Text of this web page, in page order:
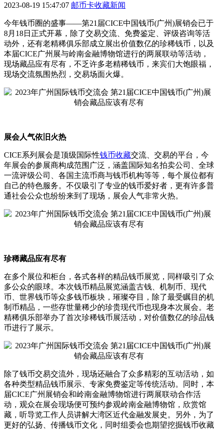
2023-08-19 15:47:07 邮币卡收藏新闻
今年钱币圈的盛事——第21届CICE中国钱币(广州)展销会已于
8月18日正式开幕，除了交易交流、免费鉴定、评级咨询等活
动外，还有老精稀俱乐部成立展出价值数亿的珍稀钱币，以及
本届CICE广州展与岭南金融博物馆进行的两展联动等活动，
现场藏品应有尽有，不乏许多老精稀钱币，来宾们大饱眼福，
现场交流氛围热烈，交易场面火爆。
展会人气依旧火热
CICE系列展会是顶级国际性钱币收藏交流、交易的平台，今
年展会的参展商构成范围广泛，涵盖国际知名拍卖公司、全球
一流评级公司、各国主流币商与钱币机构等等，每个展位都有
自己的特色服务。不仅吸引了专业的钱币爱好者，更有许多普
通社会公众也纷纷来到了现场，展会人气非常火热。
珍稀藏品应有尽有
在多个展位和柜台，各式各样的精品钱币展览，同样吸引了众
多公众的眼球。本次钱币精品展览涵盖古钱、机制币、现代
币、世界钱币等众多钱币板块，璀璨夺目，除了最受瞩目的机
制币精品，一些存世量稀少的珍贵现代币也现身本次展会。老
精稀俱乐部举办了首次珍稀钱币展活动，对价值数亿的珍品钱
币进行了展示。
除了钱币交易交流外，现场还融合了众多精彩的互动活动，如
各种类型精品钱币展示、专家免费鉴定等传统活动。同时，本
届CICE广州展销会和岭南金融博物馆进行两展联动合作活
动，观众在展会现场便可预约参观岭南金融博物馆，欣赏馆
藏，听导览工作人员讲解大湾区近代金融发展史。另外，为了
更好的弘扬、传播钱币文化，同时组委会也期望挖掘钱币收藏